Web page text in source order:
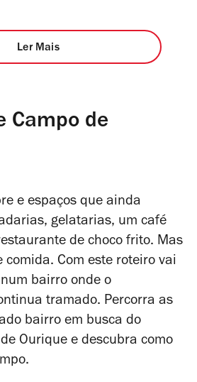
Ler Mais
Campo de
e espaços que ainda
gelatarias, um café
de choco frito. Mas
Com este roteiro vai
bairro onde o
tramado. Percorra as
bairro em busca do
Ourique e descubra como